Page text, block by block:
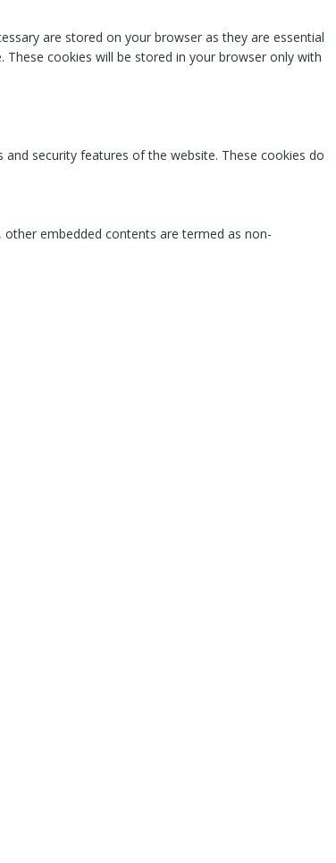
are stored on your browser as they are essential
cookies will be stored in your browser only with
security features of the website. These cookies do
embedded contents are termed as non-